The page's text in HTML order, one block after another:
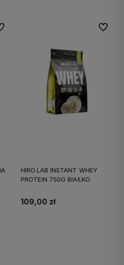
ulubionych
HIRO.LAB INSTANT WHEY
PROTEIN 750G BIAŁKO
109,00 zł
Do